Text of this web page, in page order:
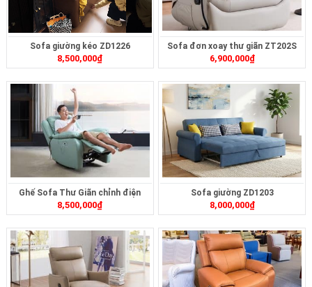
Sofa giường kéo ZD1226
8,500,000₫
Sofa đơn xoay thư giãn ZT202S
6,900,000₫
Ghế Sofa Thư Giãn chỉnh điện
ZTD-414
8,500,000₫
Sofa giường ZD1203
8,000,000₫